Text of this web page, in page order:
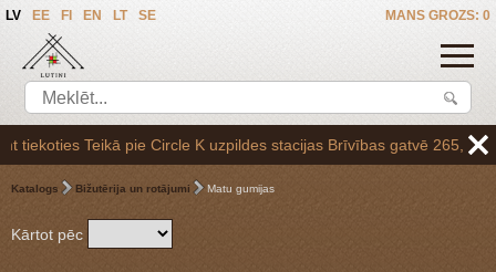
MANS GROZS: 0
LV EE FI EN LT SE
uzpildes stacijas Brīvības gatvē 265,vai arī Baltezerā, vienojoties
Katalogs Bižutērija un rotājumi Matu gumijas
Kārtot pēc